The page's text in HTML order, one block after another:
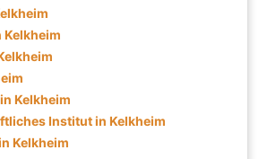
Kelkheim
Kelkheim
Institut in Kelkheim
Kelkheim